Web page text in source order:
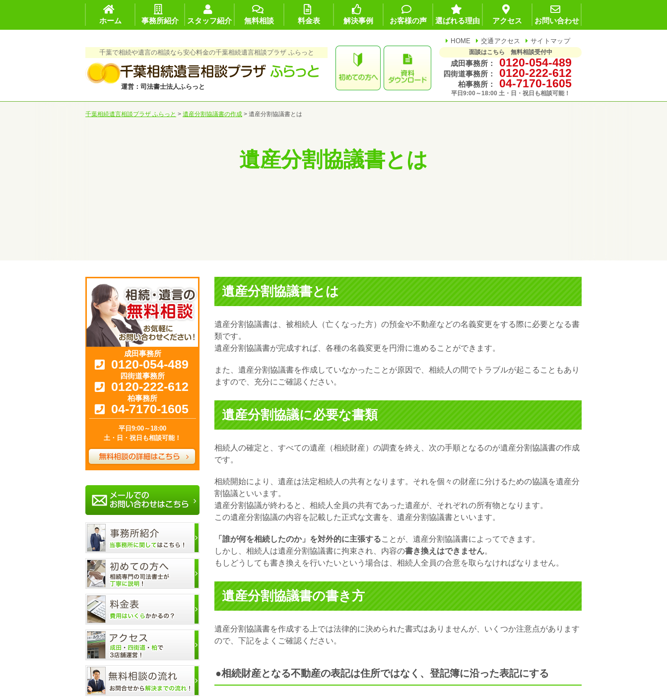
ホーム 事務所紹介 スタッフ紹介 無料相談 料金表 解決事例 お客様の声 選ばれる理由 アクセス お問い合わせ
千葉で相続や遺言の相談なら安心料金の千葉相続遺言相談プラザ ふらっと
運営：司法書士法人ふらっと
HOME 交通アクセス サイトマップ
面談はこちら 無料相談受付中
成田事務所： 0120-054-489
四街道事務所： 0120-222-612
柏事務所： 04-7170-1605
平日9:00～18:00 土・日・祝日も相談可能！
千葉相続遺言相談プラザ ふらっと > 遺産分割協議書の作成 > 遺産分割協議書とは
遺産分割協議書とは
遺産分割協議書とは
遺産分割協議書は、被相続人（亡くなった方）の預金や不動産などの名義変更をする際に必要となる書
類です。
遺産分割協議書が完成すれば、各種の名義変更を円滑に進めることができます。
また、遺産分割協議書を作成していなかったことが原因で、相続人の間でトラブルが起こることもあり
ますので、充分にご確認ください。
遺産分割協議に必要な書類
相続人の確定と、すべての遺産（相続財産）の調査を終え、次の手順となるのが遺産分割協議書の作成
です。
相続開始により、遺産は法定相続人の共有となります。それを個々の財産に分けるための協議を遺産分
割協議といいます。
遺産分割協議が終わると、相続人全員の共有であった遺産が、それぞれの所有物となります。
この遺産分割協議の内容を記載した正式な文書を、 遺産分割協議書といいます。
「誰が何を相続したのか」を対外的に主張することが、 遺産分割協議書によってできます。
しかし、相続人は遺産分割協議書に拘束され、内容の書き換えはできません。
もしどうしても書き換えを行いたいという場合は、相続人全員の合意を取らなければなりません。
遺産分割協議書の書き方
遺産分割協議書を作成する上では法律的に決められた書式はありませんが、いくつか注意点があります
ので、下記をよくご確認ください。
●相続財産となる不動産の表記は住所ではなく、登記簿に沿った表記にする
成田事務所
0120-054-489
四街道事務所
0120-222-612
柏事務所
04-7170-1605
平日9:00～18:00
土・日・祝日も相談可能！